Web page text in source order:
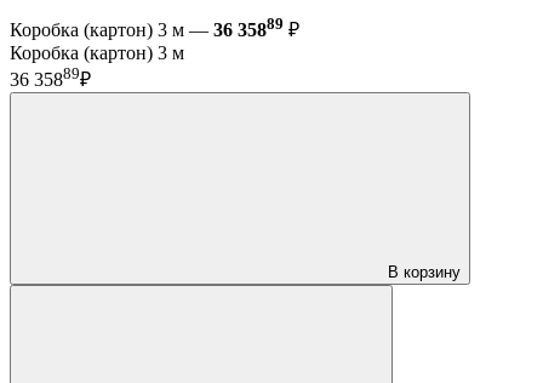
Коробка (картон) 3 м — 36 35889 ₽
Коробка (картон) 3 м
36 35889₽
В корзину